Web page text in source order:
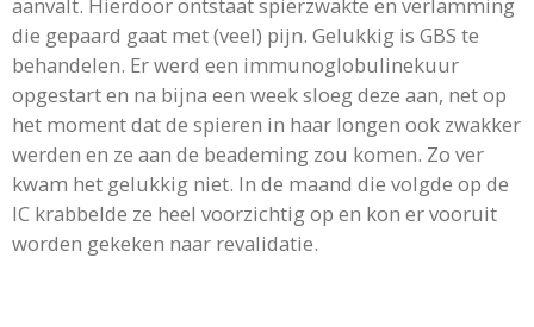
die gepaard gaat met (veel) pijn. Gelukkig is GBS te
behandelen. Er werd een immunoglobulinekuur
opgestart en na bijna een week sloeg deze aan, net op
het moment dat de spieren in haar longen ook zwakker
werden en ze aan de beademing zou komen. Zo ver
kwam het gelukkig niet. In de maand die volgde op de
IC krabbelde ze heel voorzichtig op en kon er vooruit
worden gekeken naar revalidatie.